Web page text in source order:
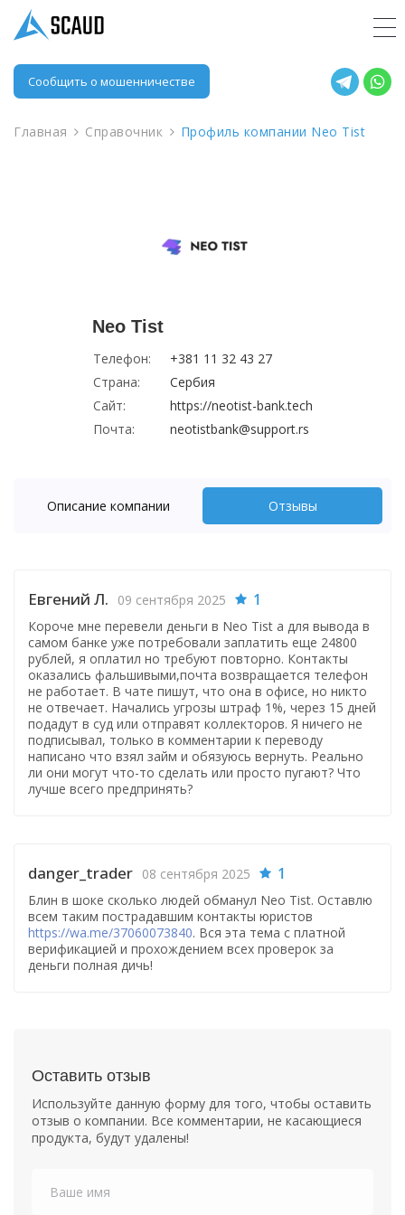
Сообщить о мошенничестве
Главная Справочник Профиль компании Neo Tist
Neo Tist
Телефон:
+381 11 32 43 27
Страна:
Сербия
Сайт:
https://neotist-bank.tech
Почта:
neotistbank@support.rs
Описание компании Отзывы
Евгений Л. 09 сентября 2025 1
Короче мне перевели деньги в Neo Tist а для вывода в
самом банке уже потребовали заплатить еще 24800
рублей, я оплатил но требуют повторно. Контакты
оказались фальшивыми,почта возвращается телефон
не работает. В чате пишут, что она в офисе, но никто
не отвечает. Начались угрозы штраф 1%, через 15 дней
подадут в суд или отправят коллекторов. Я ничего не
подписывал, только в комментарии к переводу
написано что взял займ и обязуюсь вернуть. Реально
ли они могут что-то сделать или просто пугают? Что
лучше всего предпринять?
danger_trader 08 сентября 2025 1
Блин в шоке сколько людей обманул Neo Tist. Оставлю
всем таким пострадавшим контакты юристов
https://wa.me/37060073840. Вся эта тема с платной
верификацией и прохождением всех проверок за
деньги полная дичь!
Оставить отзыв
Используйте данную форму для того, чтобы оставить
отзыв о компании. Все комментарии, не касающиеся
продукта, будут удалены!